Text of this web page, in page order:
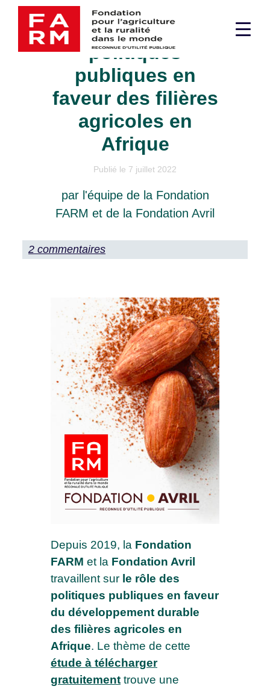
Passer
contenu
ÉTUDE - Les
politiques
publiques en
faveur des filières
agricoles en
Afrique
Publié le 7 juillet 2022
par l'équipe de la Fondation
FARM et de la Fondation Avril
2 commentaires
Depuis 2019, la Fondation
FARM et la Fondation Avril
travaillent sur le rôle des
politiques publiques en faveur
du développement durable
des filières agricoles en
Afrique. Le thème de cette
étude à télécharger
gratuitement trouve une